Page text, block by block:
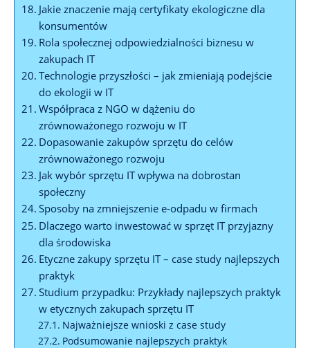
Jakie znaczenie mają certyfikaty ekologiczne dla
konsumentów
Rola społecznej odpowiedzialności biznesu w
zakupach IT
Technologie przyszłości – jak zmieniają podejście
do ekologii w IT
Współpraca z NGO w dążeniu do
zrównoważonego rozwoju w IT
Dopasowanie zakupów sprzętu do celów
zrównoważonego rozwoju
Jak wybór sprzętu IT wpływa na dobrostan
społeczny
Sposoby na zmniejszenie e-odpadu w firmach
Dlaczego warto inwestować w sprzęt IT przyjazny
dla środowiska
Etyczne zakupy sprzętu IT – case study najlepszych
praktyk
Studium przypadku: Przykłady najlepszych praktyk
w etycznych zakupach sprzętu IT
Najważniejsze wnioski z case study
Podsumowanie najlepszych praktyk